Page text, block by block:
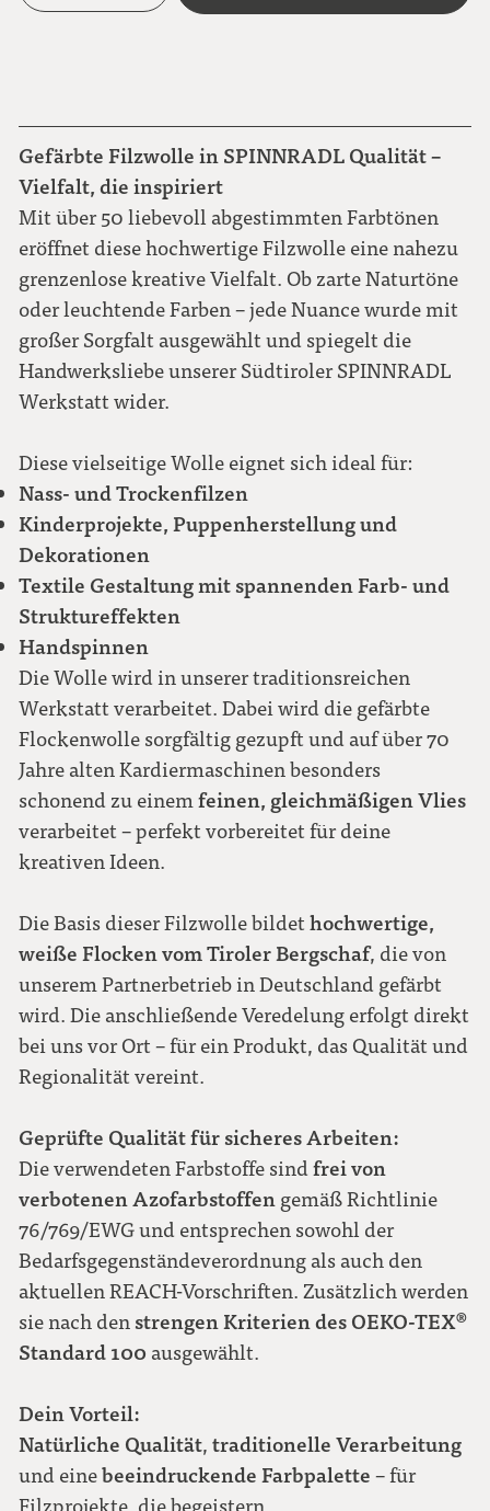
Gefärbte Filzwolle in SPINNRADL Qualität –
Vielfalt, die inspiriert
Mit über 50 liebevoll abgestimmten Farbtönen
eröffnet diese hochwertige Filzwolle eine nahezu
grenzenlose kreative Vielfalt. Ob zarte Naturtöne
oder leuchtende Farben – jede Nuance wurde mit
großer Sorgfalt ausgewählt und spiegelt die
Handwerksliebe unserer Südtiroler SPINNRADL
Werkstatt wider.
Diese vielseitige Wolle eignet sich ideal für:
Nass- und Trockenfilzen
Kinderprojekte, Puppenherstellung und
Dekorationen
Textile Gestaltung mit spannenden Farb- und
Struktureffekten
Handspinnen
Die Wolle wird in unserer traditionsreichen
Werkstatt verarbeitet. Dabei wird die gefärbte
Flockenwolle sorgfältig gezupft und auf über 70
Jahre alten Kardiermaschinen besonders
schonend zu einemfeinen, gleichmäßigen Vlies
verarbeitet – perfekt vorbereitet für deine
kreativen Ideen.
Die Basis dieser Filzwolle bildethochwertige,
weiße Flocken vom Tiroler Bergschaf, die von
unserem Partnerbetrieb in Deutschland gefärbt
wird. Die anschließende Veredelung erfolgt direkt
bei uns vor Ort – für ein Produkt, das Qualität und
Regionalität vereint.
Geprüfte Qualität für sicheres Arbeiten:
Die verwendeten Farbstoffe sindfrei von
verbotenen Azofarbstoffen gemäß Richtlinie
76/769/EWG und entsprechen sowohl der
Bedarfsgegenständeverordnung als auch den
aktuellen REACH-Vorschriften. Zusätzlich werden
sie nach denstrengen Kriterien des OEKO-TEX®
Standard 100 ausgewählt.
Dein Vorteil:
Natürliche Qualität,traditionelle Verarbeitung
und einebeeindruckende Farbpalette – für
Filzprojekte, die begeistern.